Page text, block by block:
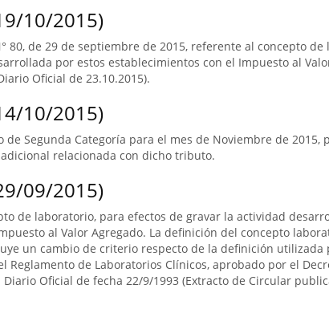
10/2015)
80, de 29 de septiembre de 2015, referente al concepto
por estos establecimientos con el Impuesto al
Oficial de 23.10.2015).
10/2015)
de Segunda Categoría para el mes de Noviembre de 2015,
relacionada con dicho tributo.
09/2015)
de laboratorio, para efectos de gravar la actividad
al Valor Agregado. La definición del concepto
un cambio de criterio respecto de la definición utilizada
Reglamento de Laboratorios Clínicos, aprobado por el
Oficial de fecha 22/9/1993 (Extracto de Circular